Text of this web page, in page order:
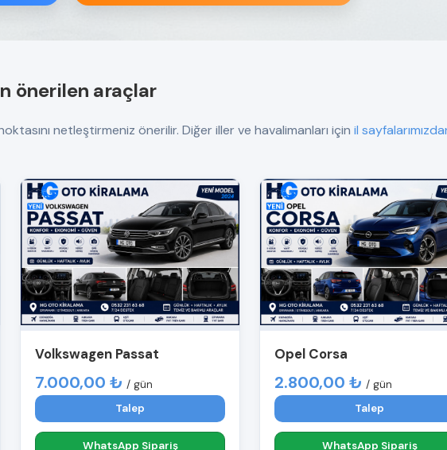
önerilen araçlar
netleştirmeniz önerilir. Diğer iller ve havalimanları için il
Volkswagen Passat
7.000,00 ₺ / gün
Talep
WhatsApp Sipariş
Opel Corsa
2.800,00 ₺ / gün
Talep
WhatsApp Sipariş